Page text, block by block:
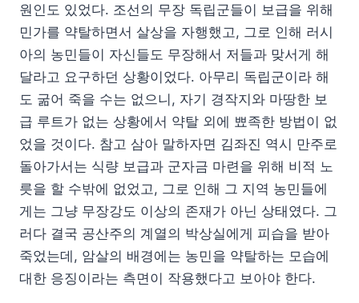
원인도 있었다. 조선의 무장 독립군들이 보급을 위해
민가를 약탈하면서 살상을 자행했고, 그로 인해 러시
아의 농민들이 자신들도 무장해서 저들과 맞서게 해
달라고 요구하던 상황이었다. 아무리 독립군이라 해
도 굶어 죽을 수는 없으니, 자기 경작지와 마땅한 보
급 루트가 없는 상황에서 약탈 외에 뾰족한 방법이 없
었을 것이다. 참고 삼아 말하자면 김좌진 역시 만주로
돌아가서는 식량 보급과 군자금 마련을 위해 비적 노
릇을 할 수밖에 없었고, 그로 인해 그 지역 농민들에
게는 그냥 무장강도 이상의 존재가 아닌 상태였다. 그
러다 결국 공산주의 계열의 박상실에게 피습을 받아
죽었는데, 암살의 배경에는 농민을 약탈하는 모습에
대한 응징이라는 측면이 작용했다고 보아야 한다.